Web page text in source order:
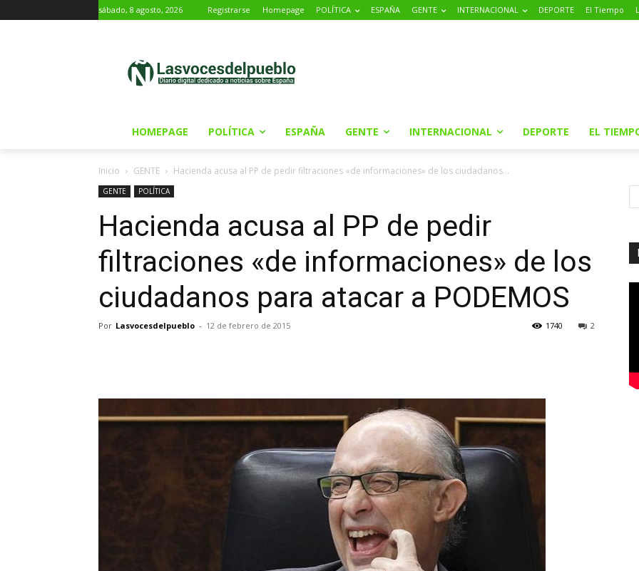
sábado, 8 agosto, 2026 Registrarse Homepage POLÍTICA ESPAÑA GENTE INTERNACIONAL DEPORTE El Tiempo
HOMEPAGE POLÍTICA ESPAÑA GENTE INTERNACIONAL DEPORTE EL
Inicio GENTE Hacienda acusa al PP de pedir filtraciones «de informaciones» de los ciudadanos...
GENTE POLÍTICA
Hacienda acusa al PP de pedir
filtraciones «de informaciones» de los
ciudadanos para atacar a PODEMOS
Por Lasvocesdelpueblo - 12 de febrero de 2015 2
1740